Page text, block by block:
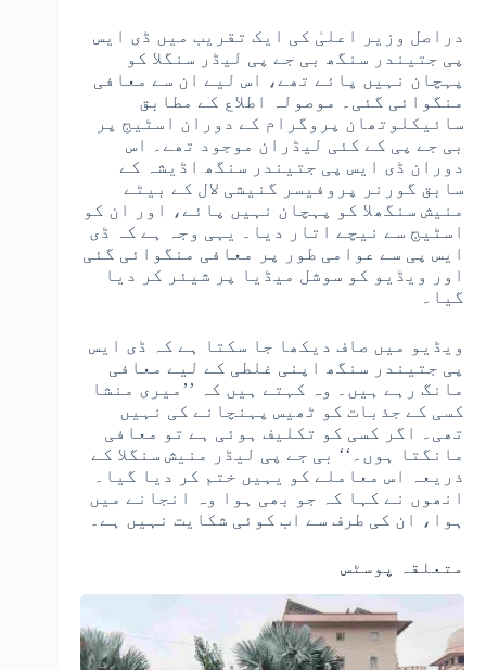
دراصل وزیر اعلیٰ کی ایک تقریب میں ڈی ایس
پی جتیندر سنگھ بی جے پی لیڈر سنگلا کو
پہچان نہیں پائے تھے، اس لیے ان سے معافی
منگوائی گئی۔ موصولہ اطلاع کے مطابق
سائیکلوتھان پروگرام کے دوران اسٹیج پر
بی جے پی کے کئی لیڈران موجود تھے۔ اس
دوران ڈی ایس پی جتیندر سنگھ اڈیشہ کے
سابق گورنر پروفیسر گنیشی لال کے بیٹے
منیش سنگھلا کو پہچان نہیں پائے، اور ان کو
اسٹیج سے نیچے اتار دیا۔ یہی وجہ ہے کہ ڈی
ایس پی سے عوامی طور پر معافی منگوائی گئی
اور ویڈیو کو سوشل میڈیا پر شیئر کر دیا
گیا۔
ویڈیو میں صاف دیکھا جا سکتا ہے کہ ڈی ایس
پی جتیندر سنگھ اپنی غلطی کے لیے معافی
مانگ رہے ہیں۔ وہ کہتے ہیں کہ ’’میری منشا
کسی کے جذبات کو ٹھیس پہنچانے کی نہیں
تھی۔ اگر کسی کو تکلیف ہوئی ہے تو معافی
مانگتا ہوں۔‘‘ بی جے پی لیڈر منیش سنگلا کے
ذریعہ اس معاملے کو یہیں ختم کر دیا گیا۔
انھوں نے کہا کہ جو بھی ہوا وہ انجانے میں
ہوا، ان کی طرف سے اب کوئی شکایت نہیں ہے۔
متعلقہ پوسٹس